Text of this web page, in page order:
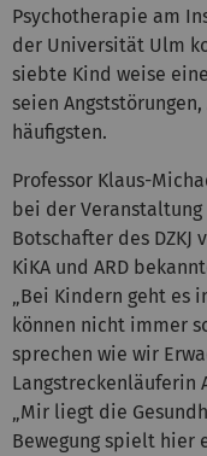
Psychotherapie am
der Universität Ulm
siebte Kind weise
seien
häufigsten.
Professor Klaus-
bei der Veranstaltung
Botschafter des DZKJ
KiKA und ARD
„Bei Kindern geht es
können nicht immer
sprechen wie wir
Langstreckenläuferin
„Mir liegt die
Bewegung spielt hier